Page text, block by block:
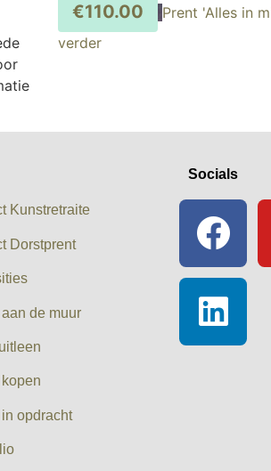
€110.00 Prent 'Alles in
verder
Kunstretraite
Dorstprent
de muur
opdracht
Socials